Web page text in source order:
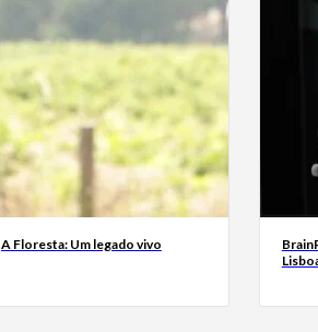
A Floresta: Um legado vivo